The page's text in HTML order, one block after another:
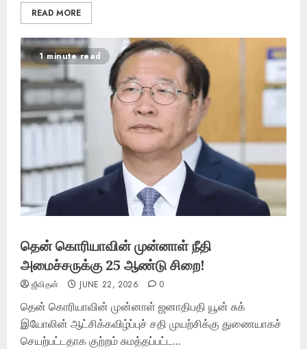
READ MORE
1 minute read
தென் கொரியாவின் முன்னாள் நீதி
அமைச்சருக்கு 25 ஆண்டு சிறை!
ஜீவிதன் JUNE 22, 2026 0
தென் கொரியாவின் முன்னாள் ஜனாதிபதி யூன் சுக்
இயோலின் ஆட்சிக்கவிழ்ப்புச் சதி முயற்சிக்கு துணையாகச்
செயற்பட்டதாக குற்றம் சுமத்தப்பட்ட...